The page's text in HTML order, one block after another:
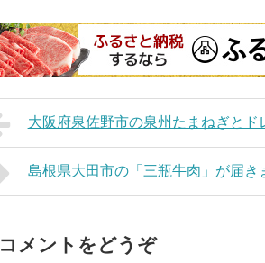
大阪府泉佐野市の泉州たまねぎとド
島根県大田市の「三瓶牛肉」が届き
コメントをどうぞ